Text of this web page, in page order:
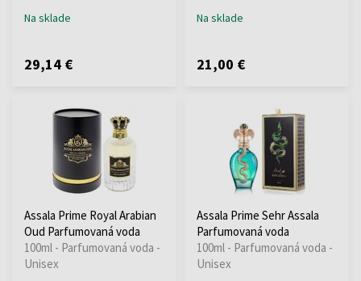
Na sklade
29,14 €
Na sklade
21,00 €
Assala Prime Royal Arabian
Oud Parfumovaná voda
100ml - Parfumovaná voda -
Unisex
Assala Prime Sehr Assala
Parfumovaná voda
100ml - Parfumovaná voda -
Unisex